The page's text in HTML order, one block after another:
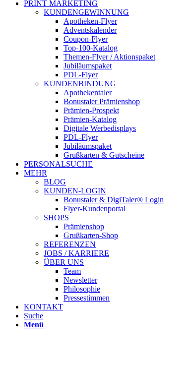
PRINT MARKETING
KUNDENGEWINNUNG
Apotheken-Flyer
Adventskalender
Coupon-Flyer
Top-100-Katalog
Themen-Flyer / Aktionspaket
Jubiläumspaket
PDL-Flyer
KUNDENBINDUNG
Apothekentaler
Bonustaler Prämienshop
Prämien-Prospekt
Prämien-Katalog
Digitale Werbedisplays
PDL-Flyer
Jubiläumspaket
Grußkarten & Gutscheine
PERSONALSUCHE
MEHR
BLOG
KUNDEN-LOGIN
Bonustaler & DigiTaler® Login
Flyer-Kundenportal
SHOPS
Prämienshop
Grußkarten-Shop
REFERENZEN
JOBS / KARRIERE
ÜBER UNS
Team
Newsletter
Philosophie
Pressestimmen
KONTAKT
Suche
Menü